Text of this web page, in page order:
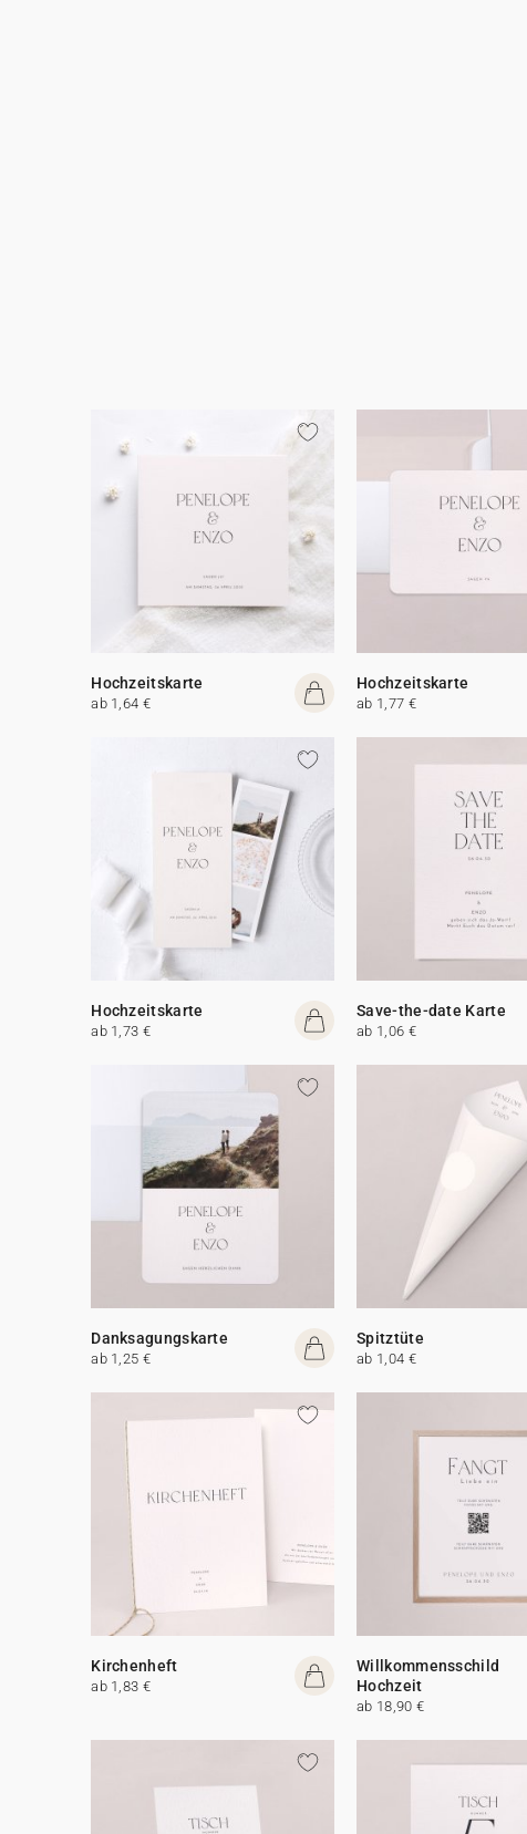
Hochzeitskarte
ab 1,64 €
Hochzeitskarte
ab 1,77 €
Hochzeitskarte
ab 1,73 €
Save-the-date Karte
ab 1,06 €
Danksagungskarte
ab 1,25 €
Spitztüte
ab 1,04 €
Kirchenheft
ab 1,83 €
Willkommensschild
Hochzeit
ab 18,90 €